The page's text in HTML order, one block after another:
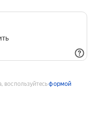
воспользуйтесьформой